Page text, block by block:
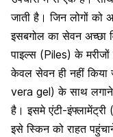
जाती है। जिन लोगों को
इसबगोल का सेवन अच्छा
पाइल्स (Piles) के
केवल सेवन ही नहीं किया
vera gel) के साथ लगाने
है। इसमे एंटी-इंफ्लामेंट्री
इसे स्किन को राहत